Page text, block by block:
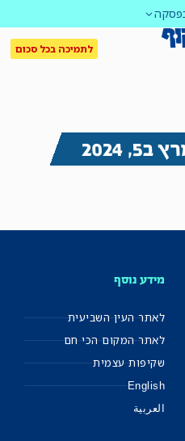
לתמיכה בכל סכום
2024
מידע נוסף
לאתר העין השביעית
לאתר המקום הכי חם
שקיפות עצמית
English
العربية